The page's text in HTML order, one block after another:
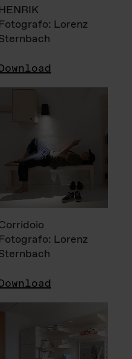
HENRIK
Fotografo: Lorenz
Fotografo: Lorenz